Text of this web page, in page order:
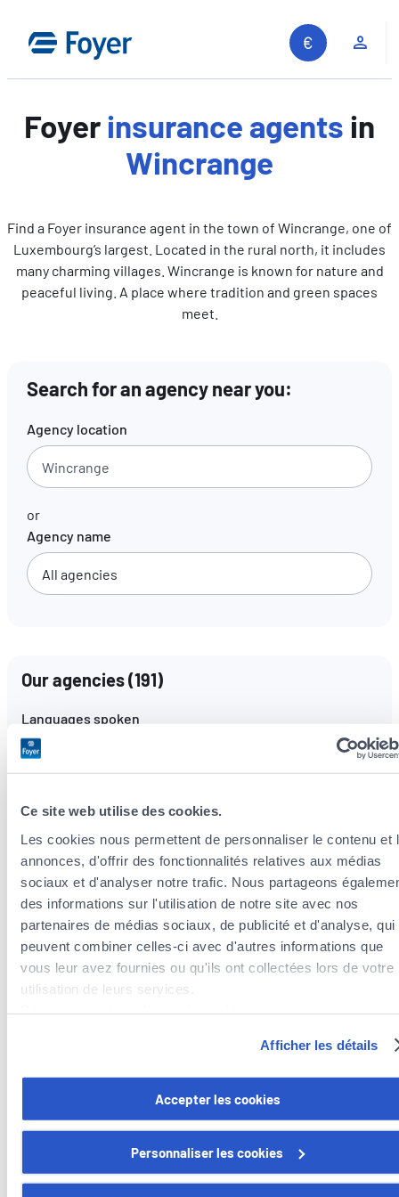
Ce site web utilise des cookies.
Les cookies nous permettent de personnaliser le contenu et
annonces, d'offrir des fonctionnalités relatives aux médias
sociaux et d'analyser notre trafic. Nous partageons
des informations sur l'utilisation de notre site avec nos
partenaires de médias sociaux, de publicité et d'analyse, qui
peuvent combiner celles-ci avec d'autres informations que
vous leur avez fournies ou qu'ils ont collectées lors de votre
utilisation de leurs services.
Vous avez la possibilité de retirer votre consentement à tout
moment en cliquant sur le lien "gestion des cookies" en bas
Certains de ces cookies sont strictement nécessaires au
Afficher les détails
Accepter les cookies
Personnaliser les cookies
content
Search site
ENFRDE
Foyerinsurance agents in
Wincrange
Find a Foyer insurance agent in the town of Wincrange, one of
Luxembourg’s largest. Located in the rural north, it includes
many charming villages. Wincrange is known for nature and
peaceful living. A place where tradition and green spaces
meet.
Search for an agency near you:
Agency location
or
Agency name
Our agencies(191)
Languages spoken
All languages
Insurance agents near the municipality of
Wincrange
Insurance agents in the municipality of Wincrange
Insurance agents in the municipality of Winseler
Insurance agents in the municipality of Clervaux